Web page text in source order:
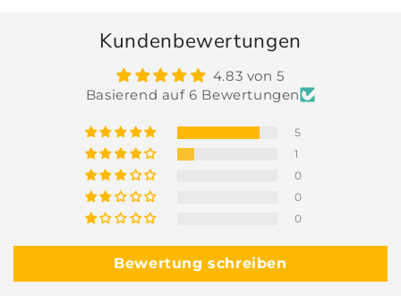
Kundenbewertungen
4.83 von 5
Basierend auf 6 Bewertungen
5
1
0
0
0
Bewertung schreiben